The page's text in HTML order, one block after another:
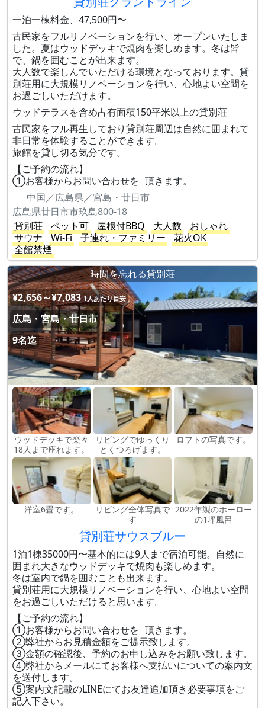
一泊一棟料金、47,500円〜
古民家をフルリノベーションを行い、オープンいたしま
した。夏はウッドデッキで焼肉を楽しめます。冬は皆
で、鍋を囲むことが出来ます。
大人数で楽しんでいただける環境となっております。貸
別荘用に大規模リノベーションを行い、心地よい空間を
お過ごしいただけます。
ウッドテラスを含め占有面積150平米以上の貸別荘
古民家をフル再生しており貸別荘周辺は自然に囲まれて
非日常を体験することができます。
旅館を貸し切る気分です。
【ご予約の流れ】
①お客様からお問い合わせを 頂きます。
中国／広島県／宮島・廿日市
広島県廿日市市玖島800-18
貸別荘
ペット可 屋根付BBQ 大人数
おしゃれ
サウナ
Wi-Fi 子連れ・ファミリー
花火OK
全館禁煙
時間を忘れる貸別荘
¥2,656～¥7,083 1人あたり目安
広島・宮島・廿日市
9名迄
ウッドデッキで楽々
18人まで座れます。
リビングでゆっくり
とくつろげます。
ロフトの写真です。
洋室6畳です。
リビング全体写真で
す
2022年製のホーロー
の1坪風呂
貸別荘サウスブルー
1泊1棟35000円〜基本的には9人まで宿泊可能。自然に
囲まれ大きなウッドデッキで焼肉も楽しめます。
冬は室内で鍋を囲むことも出来ます。
貸別荘用に大規模リノベーションを行い、心地よい空間
をお過ごしいただけると思います。
【ご予約の流れ】
①お客様からお問い合わせを 頂きます。
②弊社からお見積金額をご提示致します。
③金額の確認後、予約のお申し込みをお願い致します。
④弊社からメールにてお客様へ支払いについての案内文
を送付します。
⑤案内文記載のLINEにてお友達追加頂き必要事項をご
記入下さい。